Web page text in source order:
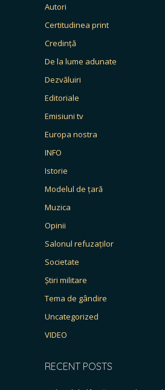
Autori
Certitudinea print
Credință
De la lume adunate
Dezvăluiri
Editoriale
Emisiuni tv
Europa nostra
INFO
Istorie
Modelul de țară
Muzica
Opinii
Salonul refuzaților
Societate
Știri militare
Tema de gândire
Uncategorized
VIDEO
RECENT POSTS